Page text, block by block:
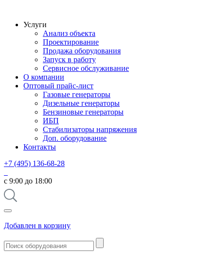
Услуги
Анализ объекта
Проектирование
Продажа оборудования
Запуск в работу
Сервисное обслуживание
О компании
Оптовый прайс-лист
Газовые генераторы
Дизельные генераторы
Бензиновые генераторы
ИБП
Стабилизаторы напряжения
Доп. оборудование
Контакты
+7 (495) 136-68-28
с 9:00 до 18:00
Добавлен в корзину